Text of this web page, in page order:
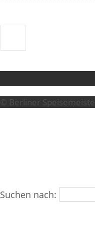
© Berliner
Suchen nach: